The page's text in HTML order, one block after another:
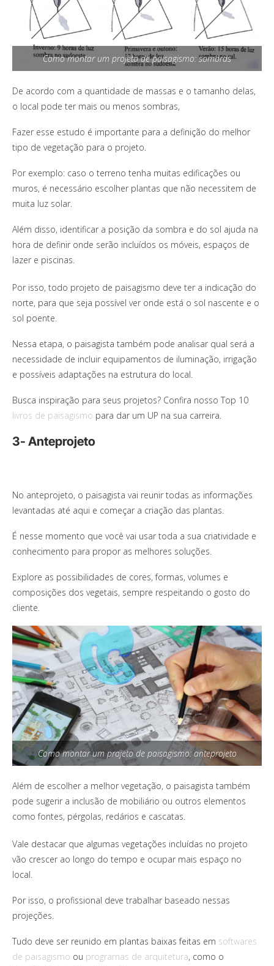
Como montar um projeto de paisagismo: sombras
De acordo com a quantidade de massas e o tamanho delas,
o local pode ter mais ou menos sombras,
Fazer esse estudo é importante para a definição do melhor
tipo de vegetação para o projeto.
Por exemplo: caso o terreno tenha muitas edificações ou
muros, é necessário escolher plantas que não necessitem de
muita luz solar.
Além disso, identificar a posição da sombra e do sol ajuda na
hora de definir onde serão incluídos os móveis, espaços de
lazer e piscinas.
Por isso, todo projeto de paisagismo deve ter a indicação do
norte, para que seja possível ver onde está o sol nascente e o
sol poente.
Nessa etapa, o paisagista também pode analisar qual será a
necessidade de incluir equipamentos de iluminação, irrigação
e possíveis adaptações na estrutura do local.
Busca inspiração para seus projetos? Confira nosso Top 10
livros de paisagismo para dar um UP na sua carreira.
3- Anteprojeto
No anteprojeto, o paisagista vai reunir todas as informações
levantadas até aqui e começar a criação das plantas.
É nesse momento que você vai usar toda a sua criatividade e
conhecimento para propor as melhores soluções.
Explore as possibilidades de cores, formas, volumes e
composições dos vegetais, sempre respeitando o gosto do
cliente.
Como montar um projeto de paisagismo: anteprojeto
Além de escolher a melhor vegetação, o paisagista também
pode sugerir a inclusão de mobiliário ou outros elementos
como fontes, pérgolas, redários e cascatas.
Vale destacar que algumas vegetações incluídas no projeto
vão crescer ao longo do tempo e ocupar mais espaço no
local.
Por isso, o profissional deve trabalhar baseado nessas
projeções.
Tudo deve ser reunido em plantas baixas feitas em softwares
de paisagismo ou programas de arquitetura, como o